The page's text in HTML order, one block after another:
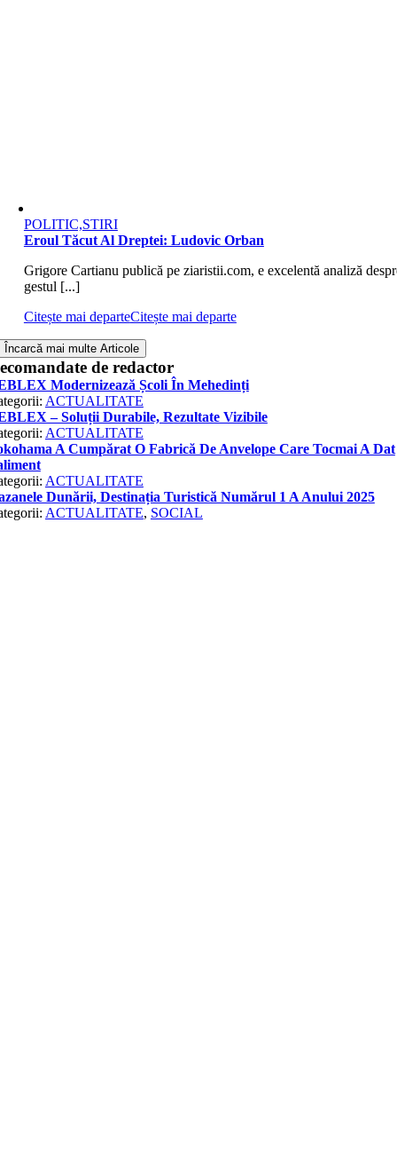
POLITIC,STIRI
Eroul Tăcut Al Dreptei: Ludovic Orban
Grigore Cartianu publică pe ziaristii.com, e excelentă analiză
gestul [...]
Citește mai departeCitește mai departe
Încarcă mai multe Articole
de redactor
Modernizează Școli În Mehedinți
ACTUALITATE
– Soluții Durabile, Rezultate Vizibile
ACTUALITATE
A Cumpărat O Fabrică De Anvelope Care Tocmai A Dat
ACTUALITATE
Dunării, Destinația Turistică Numărul 1 A Anului 2025
ACTUALITATE, SOCIAL